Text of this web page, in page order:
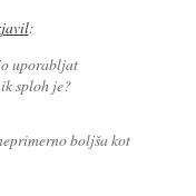
:
uporabljat
sploh je?
boljša kot